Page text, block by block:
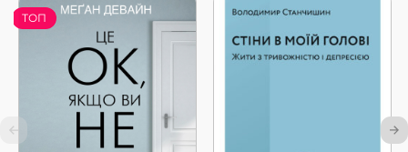
ТОП